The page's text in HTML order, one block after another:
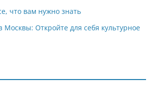
что вам нужно знать
Откройте для себя культурное